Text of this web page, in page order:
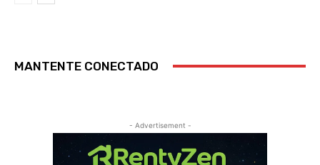
MANTENTE CONECTADO
- Advertisement -